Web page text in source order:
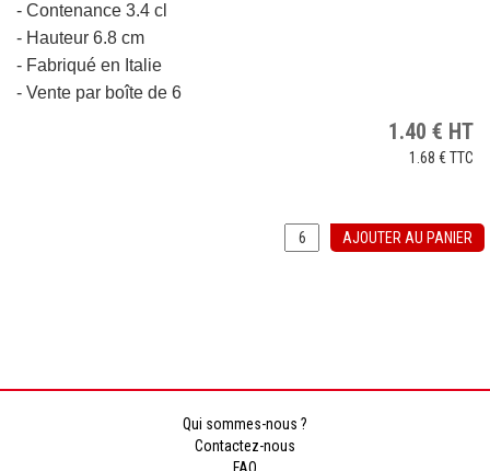
- Contenance 3.4 cl
- Hauteur 6.8 cm
- Fabriqué en Italie
- Vente par boîte de 6
1.40 € HT
1.68 €TTC
AJOUTER AU PANIER
Qui sommes-nous ?
Contactez-nous